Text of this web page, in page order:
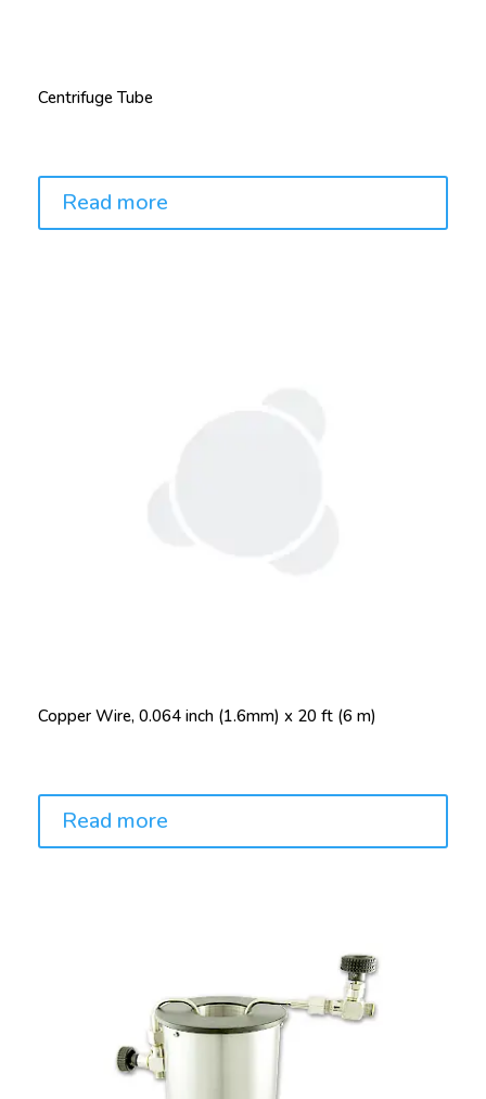
Centrifuge Tube
Read more
Copper Wire, 0.064 inch (1.6mm) x 20 ft (6 m)
Read more